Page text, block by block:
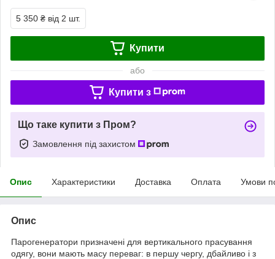
5 350 ₴ від 2 шт.
Купити
або
Купити з
Що таке купити з Пром?
Замовлення під захистом
Опис Характеристики Доставка Оплата Умови
Опис
Парогенератори призначені для вертикального прасування
одягу, вони мають масу переваг: в першу чергу, дбайливо і з